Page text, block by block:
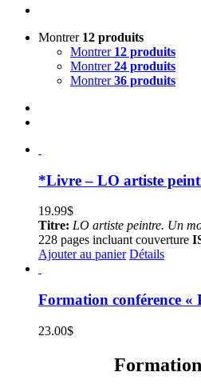
Montrer 12 produits
Montrer 12 produits
Montrer24 produits
Montrer36 produits
*Livre – LO artiste
19.99$
Titre: LO artiste peintre. Un
228 pages incluant couverture
Ajouter au panier Détails
Formation conférence «
23.00$
Formation